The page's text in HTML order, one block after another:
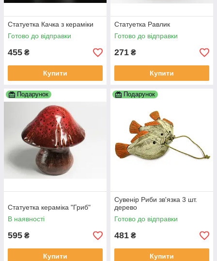
Статуетка Качка з кераміки
Готово до відправки
455 ₴
Купити
Статуетка Равлик
Готово до відправки
271 ₴
Купити
Подарунок
Статуетка кераміка "Гриб"
В наявності
595 ₴
Купити
Подарунок
Сувенір Риби зв'язка 3 шт.
дерево
Готово до відправки
481 ₴
Купити